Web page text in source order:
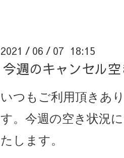
2021 / 06 / 07 18:15
今週のキャンセル
いつもご利用頂きあ
す。今週の空き状況
たします。